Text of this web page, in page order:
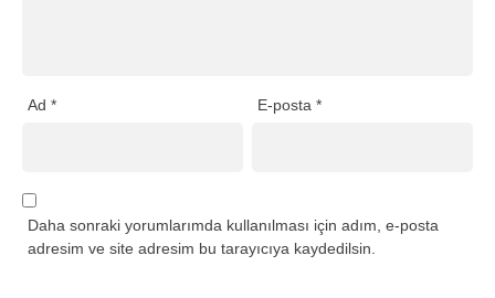
Ad * E-posta*
Daha sonraki yorumlarımda kullanılması için adım, e-posta
adresim ve site adresim bu tarayıcıya kaydedilsin.